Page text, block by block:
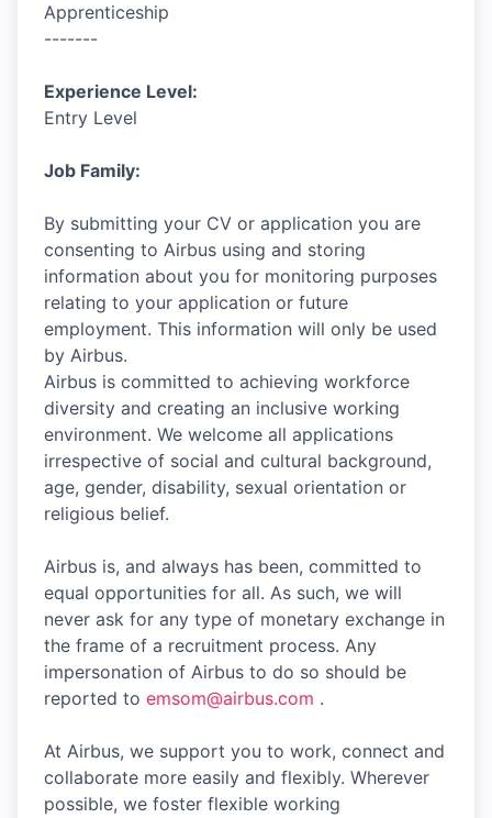
Apprenticeship
-------
Experience Level:
Entry Level
Job Family:
By submitting your CV or application you are
consenting to Airbus using and storing
information about you for monitoring purposes
relating to your application or future
employment. This information will only be used
by Airbus.
Airbus is committed to achieving workforce
diversity and creating an inclusive working
environment. We welcome all applications
irrespective of social and cultural background,
age, gender, disability, sexual orientation or
religious belief.
Airbus is, and always has been, committed to
equal opportunities for all. As such, we will
never ask for any type of monetary exchange in
the frame of a recruitment process. Any
impersonation of Airbus to do so should be
reported to emsom@airbus.com .
At Airbus, we support you to work, connect and
collaborate more easily and flexibly. Wherever
possible, we foster flexible working